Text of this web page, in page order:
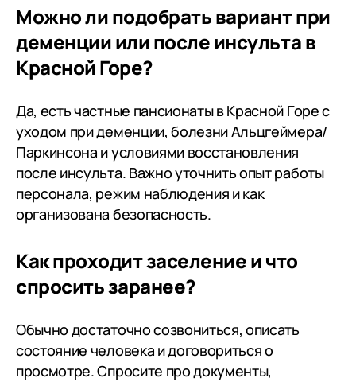
Можно ли подобрать вариант при
деменции или после инсульта в
Красной Горе?
Да, есть частные пансионаты в Красной Горе с
уходом при деменции, болезни Альцгеймера/
Паркинсона и условиями восстановления
после инсульта. Важно уточнить опыт работы
персонала, режим наблюдения и как
организована безопасность.
Как проходит заселение и что
спросить заранее?
Обычно достаточно созвониться, описать
состояние человека и договориться о
просмотре. Спросите про документы,